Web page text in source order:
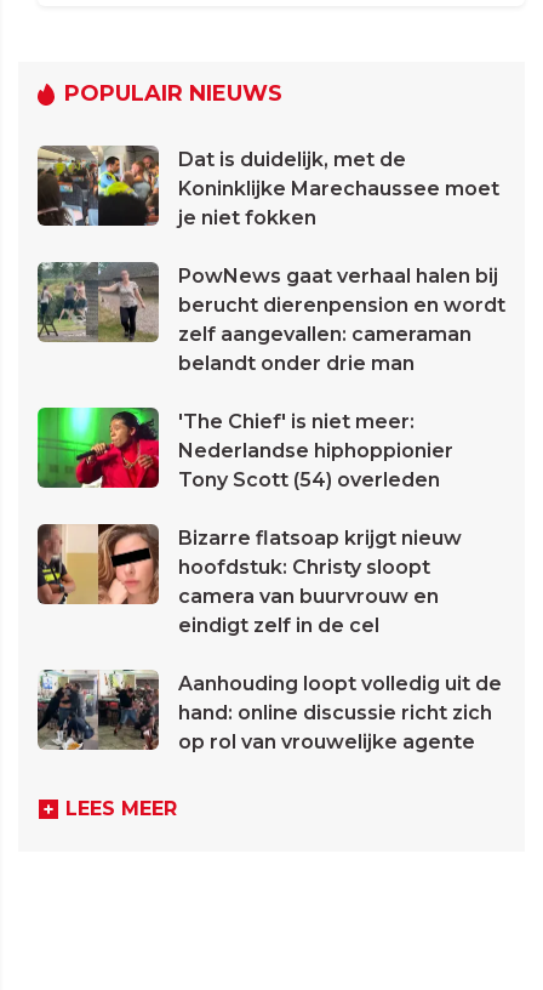
POPULAIR NIEUWS
Dat is duidelijk, met de
Koninklijke Marechaussee moet
je niet fokken
PowNews gaat verhaal halen bij
berucht dierenpension en wordt
zelf aangevallen: cameraman
belandt onder drie man
'The Chief' is niet meer:
Nederlandse hiphoppionier
Tony Scott (54) overleden
Bizarre flatsoap krijgt nieuw
hoofdstuk: Christy sloopt
camera van buurvrouw en
eindigt zelf in de cel
Aanhouding loopt volledig uit de
hand: online discussie richt zich
op rol van vrouwelijke agente
LEES MEER